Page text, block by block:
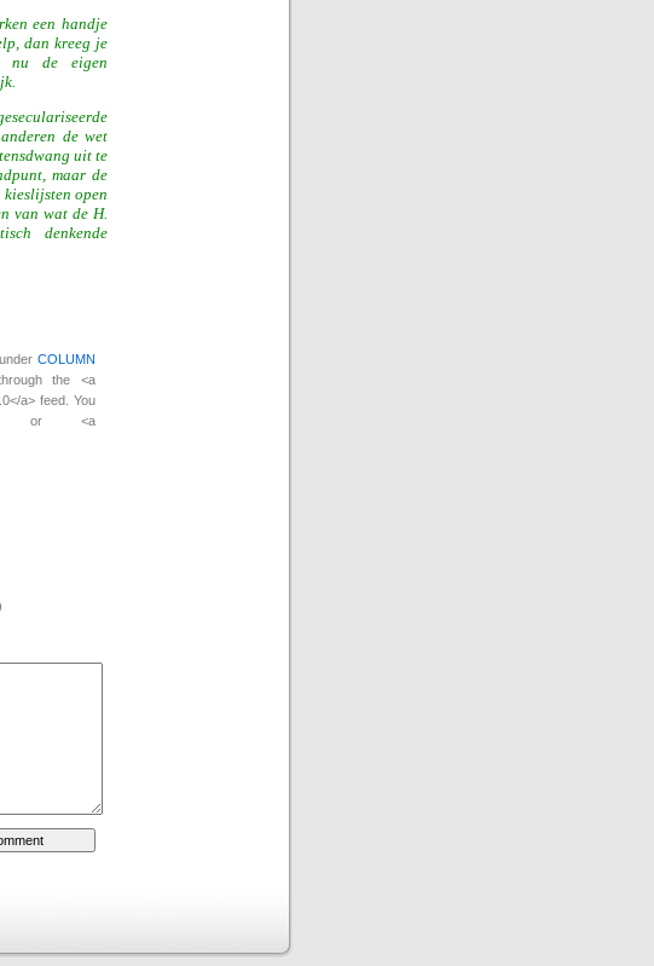
een handje
dan kreeg je
nu de eigen
de wet
uit te
maar de
kieslijsten open
van wat de H.
denkende
COLUMN
the <a
a> feed. You
a>, or <a